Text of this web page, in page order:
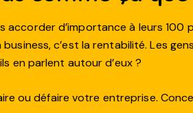
d’importance à leurs
c’est la rentabilité. Les
en parlent autour d’eux ?
ou défaire votre entreprise.